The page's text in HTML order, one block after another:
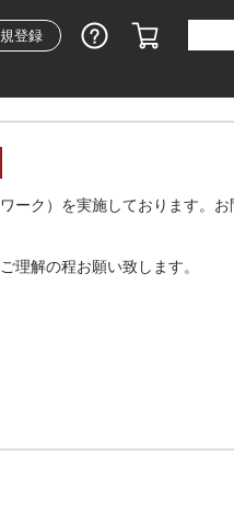
登録 ショッピングガイド
ーク）を実施しております。お
理解の程お願い致します。